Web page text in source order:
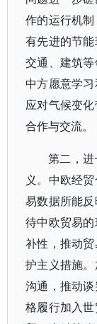
作的运行机
有先进的节能
交通、建筑
中方愿意学
应对气候变
合作与交流。
第二，
义。中欧经
易数据所能
待中欧贸易
补性，推动
护主义措施
沟通，推动
格履行加入